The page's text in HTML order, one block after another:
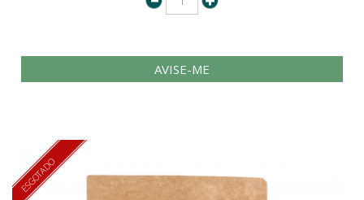
AVISE-ME
ESGOTADO